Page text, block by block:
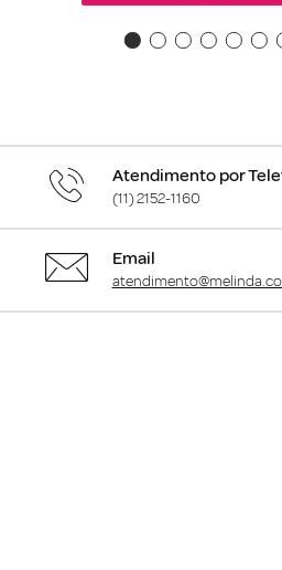
Atendimento por
(11) 2152-1160
Email